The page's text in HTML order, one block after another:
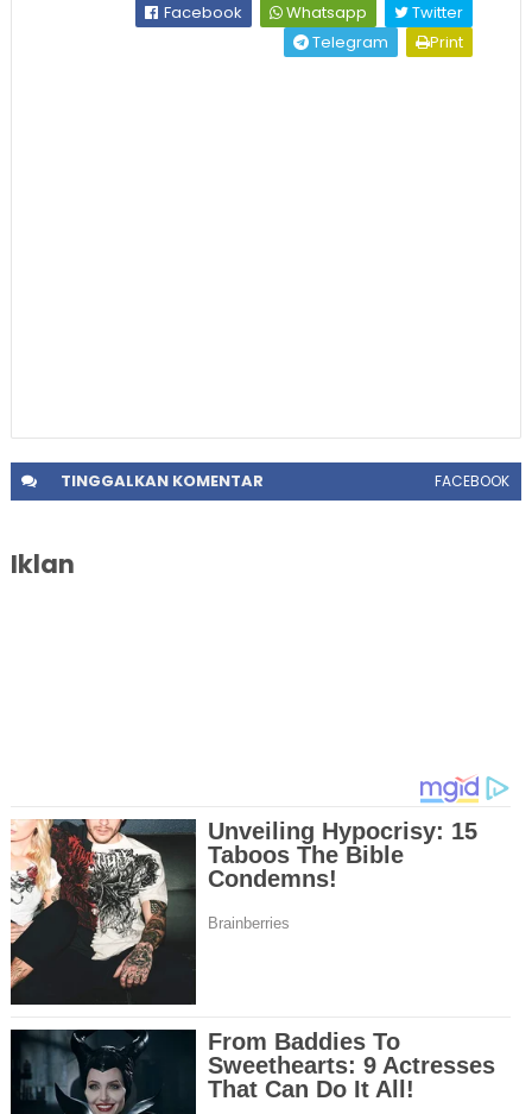
Facebook Whatsapp
Twitter
Telegram
Print
TINGGALKANKOMENTAR FACEBOOK
Iklan